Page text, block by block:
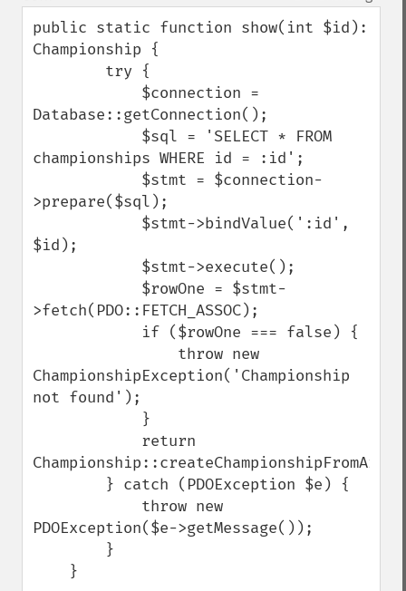
public static function show(int $id):
Championship {
Database::getConnection();
championships WHERE id = :id';
>prepare($sql);
$id);
>fetch(PDO::FETCH_ASSOC);
ChampionshipException('Championship
not found');
PDOException($e->getMessage());